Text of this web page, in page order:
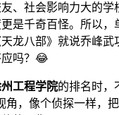
、社会影响力大的学
是千奇百怪。所以，
龙八部》就说乔峰武
吗？😂
工程学院的排名时，
角，像个侦探一样，把